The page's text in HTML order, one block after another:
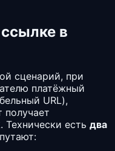
в
сценарий, при
платёжный
URL),
получает
есть два